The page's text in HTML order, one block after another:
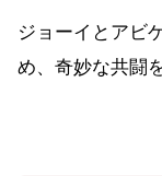
ジョーイとアビ
め、奇妙な共闘